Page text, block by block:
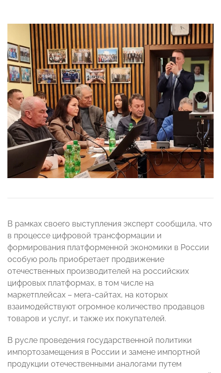
В рамках своего выступления эксперт сообщила, что
в процессе цифровой трансформации и
формирования платформенной экономики в России
особую роль приобретает продвижение
отечественных производителей на российских
цифровых платформах, в том числе на
маркетплейсах – мега-сайтах, на которых
взаимодействуют огромное количество продавцов
товаров и услуг, и также их покупателей.
В русле проведения государственной политики
импортозамещения в России и замене импортной
продукции отечественными аналогами путем